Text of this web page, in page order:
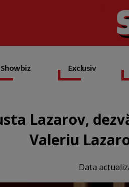
Showbiz Exclusiv
Lazarov,
Valeriu
Data